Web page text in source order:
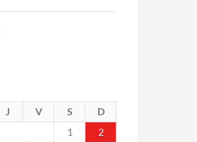
J V S
D
1
2